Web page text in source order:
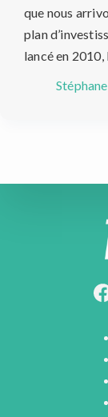
que nous
plan
lancé en